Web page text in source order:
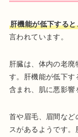
肝機能が低下する
言われています。
肝臓は、体内の老
す。肝機能が低下す
含まれ、肌に悪影響
首や眉毛、眉間など
スがあるようです